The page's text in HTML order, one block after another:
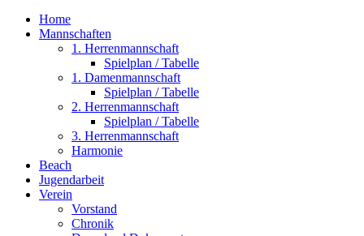
Home
Mannschaften
1. Herrenmannschaft
Spielplan / Tabelle
1. Damenmannschaft
Spielplan / Tabelle
2. Herrenmannschaft
Spielplan / Tabelle
3. Herrenmannschaft
Harmonie
Beach
Jugendarbeit
Verein
Vorstand
Chronik